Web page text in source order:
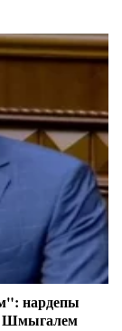
нардепы
Шмыгалем